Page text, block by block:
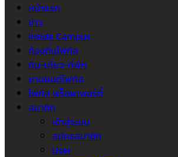
หน้าแรก
ข่าว
Inside Campus
ท้องถิ่นโฟกัส
กิน-เที่ยว-ที่พัก
ยานยนต์โฟกัส
โฟกัส พร็อพเพอร์ตี้
สมาชิก
เข้าสู่ระบบ
สมัครสมาชิก
User